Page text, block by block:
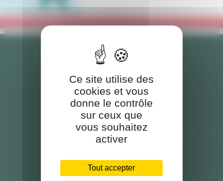
Ce site utilise des
cookies et vous
donne le contrôle
sur ceux que
vous souhaitez
activer
Tout accepter